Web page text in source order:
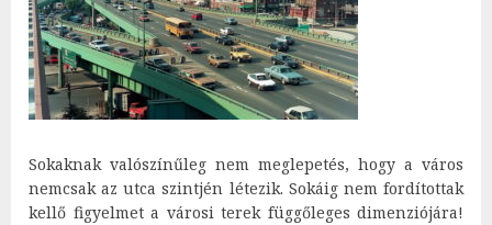
Sokaknak valószínűleg nem meglepetés, hogy a város
nemcsak az utca szintjén létezik. Sokáig nem fordítottak
kellő figyelmet a városi terek függőleges dimenziójára!